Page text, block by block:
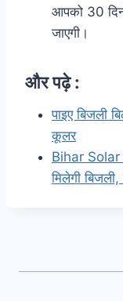
आपको 30
जाएगी।
और पढ़े :
पाइए बिजली
कूलर
Bihar Solar
मिलेगी